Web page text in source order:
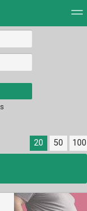
20 50 100